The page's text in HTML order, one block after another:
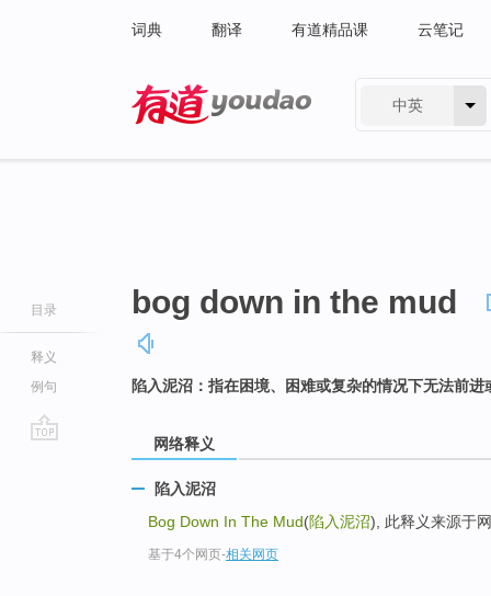
词典 翻译 有道精品课 云笔记
中英
目录
释义
例句
bog down in the mud
陷入泥沼：指在困境、困难或复杂的情况下无法前进
网络释义
陷入泥沼
Bog Down In The Mud(陷入泥沼), 此释义来源于
基于4个网页-相关网页